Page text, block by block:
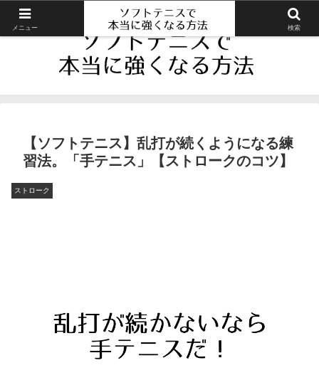
【ソフトテニス】乱打が続くようになる練
習法。「手テニス」【ストロークのコツ】
ストローク
メニュー 検索